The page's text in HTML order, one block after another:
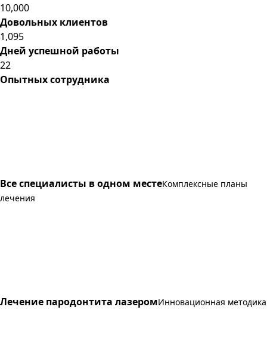
10,000
Довольных клиентов
1,095
Дней успешной работы
22
Опытных сотрудника
Все специалисты в одном местеКомплексные планы
лечения
Лечение пародонтита лазеромИнновационная методика